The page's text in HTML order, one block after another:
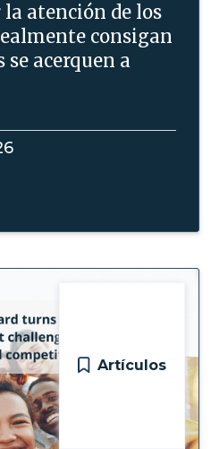
atención de los
consigan
se acerquen a
Artículos